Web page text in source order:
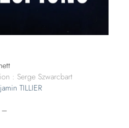
: Serge Szwarcbart
TILLIER
–